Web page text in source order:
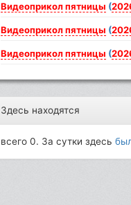
Видеоприколпятницы (
Видеоприколпятницы (
Видеоприколпятницы (
Здесь находятся
всего 0. За сутки здесь